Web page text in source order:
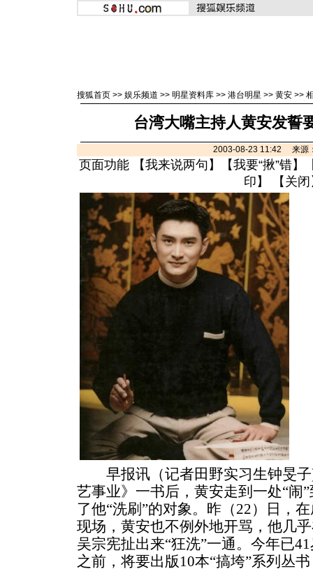
搜狐首页 >> 娱乐频道 >> 明星资料库 >> 港台明星 >> 黄安 >>
台湾大嘴主持人黄安发誓
2003-08-23 11:42 来源
页面功能 【我来说两句 】【我要“揪”错】
印 】 【 关闭
早报讯（记者田野实习生钟旻
艺事业》一书后，黄安走到一处“闹
了他“洗刷”的对象。昨（22）日，
现场，黄安也不例外地开骂，他几
吴宗宪扯出来“狂洗”一通。今年已
之前，将要出版10本“搞垮”系列丛